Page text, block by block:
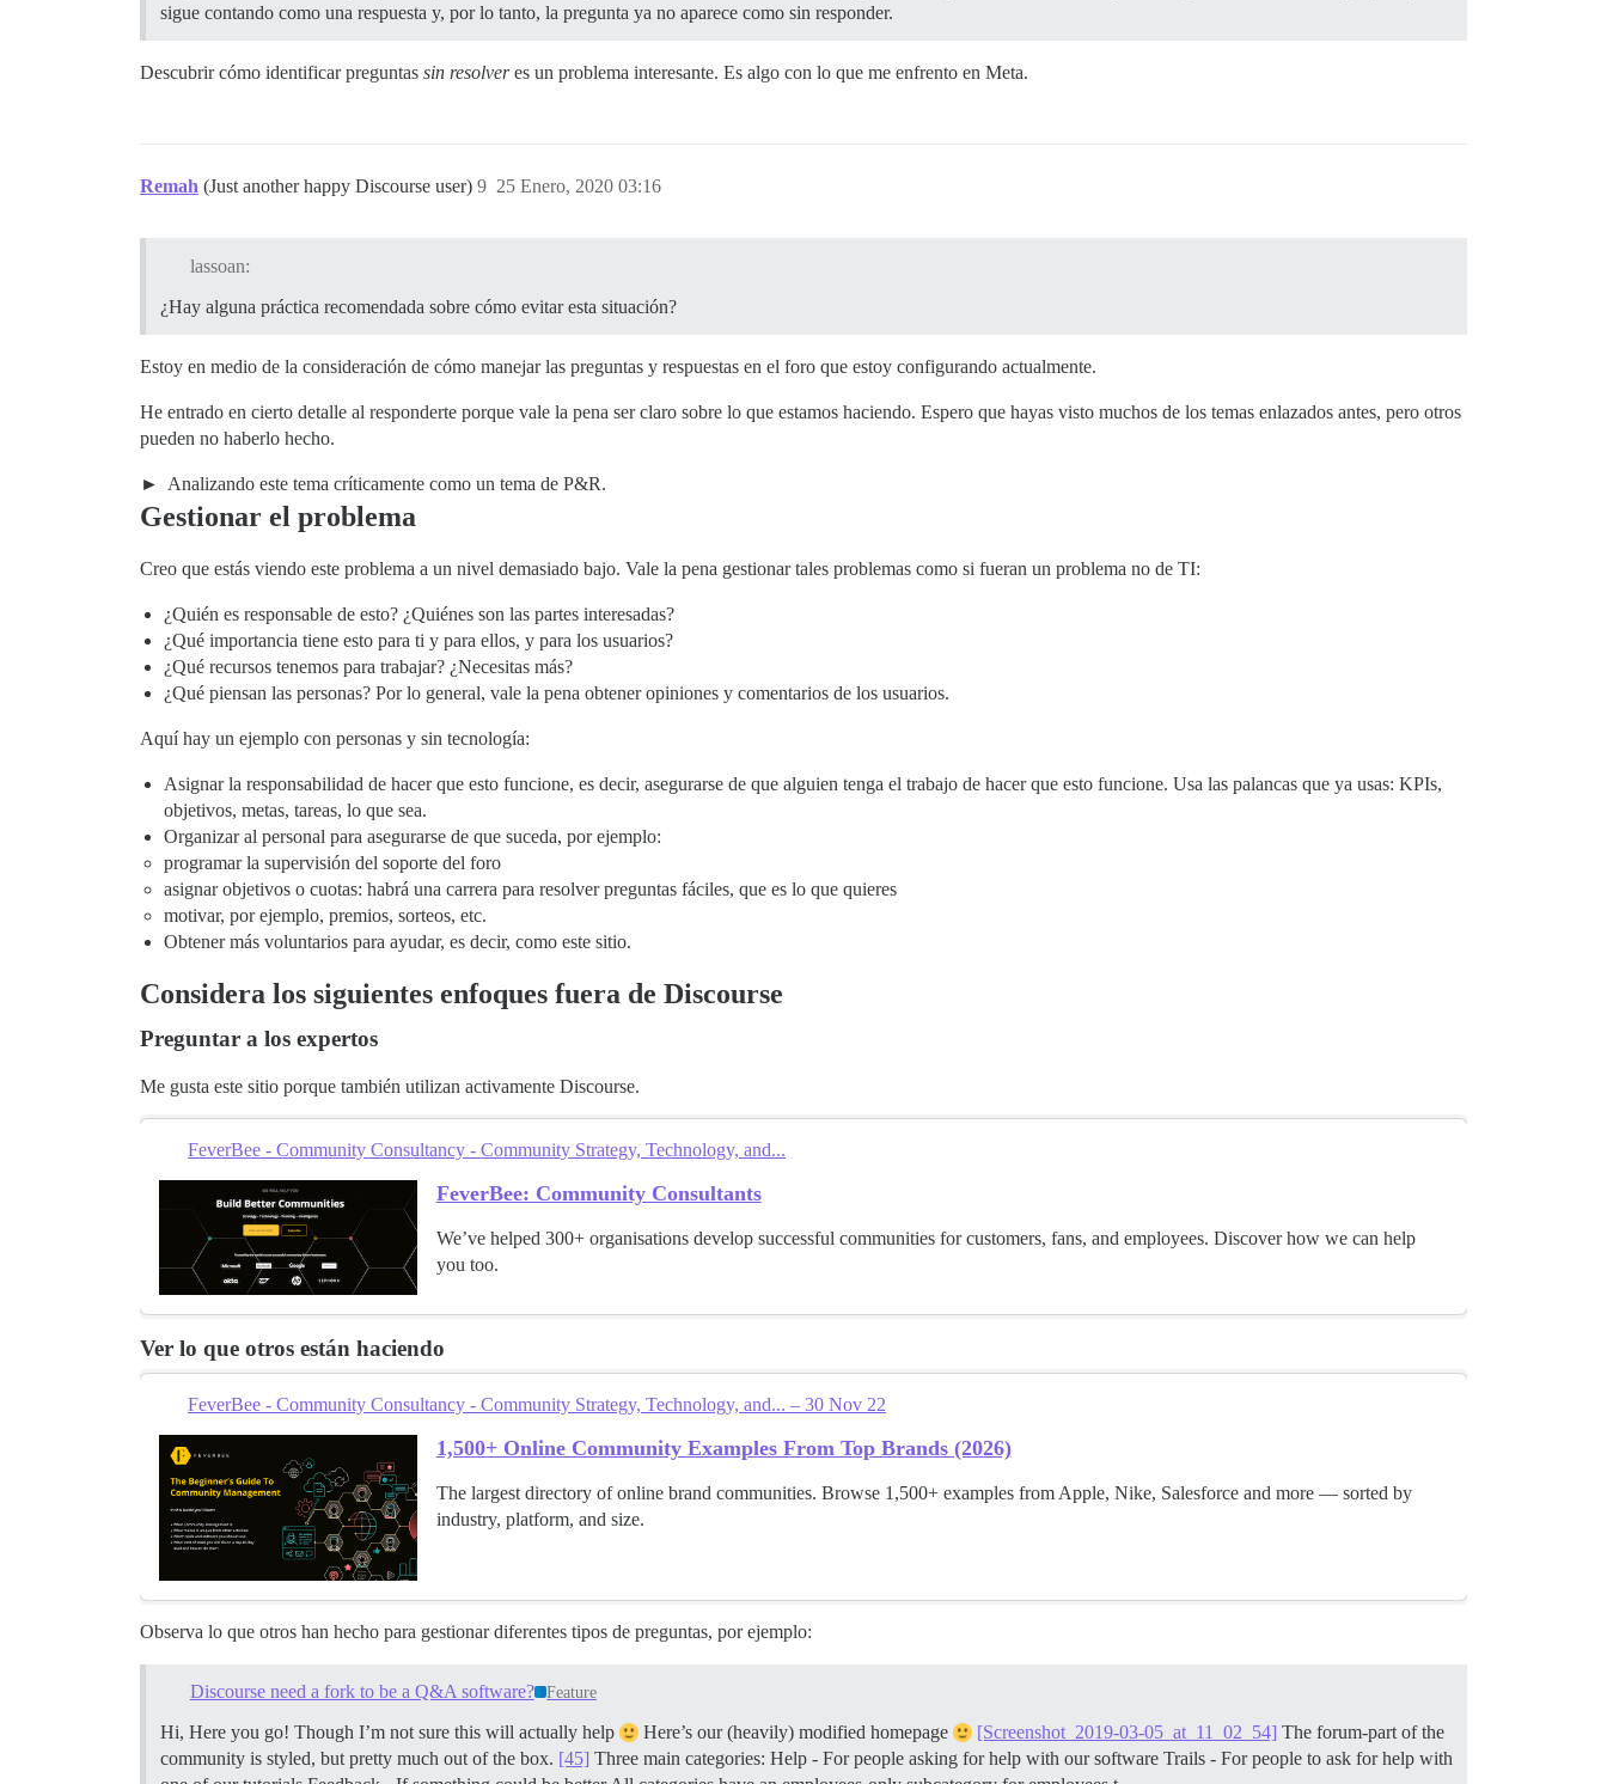
sigue contando como una respuesta y, por lo tanto, la pregunta ya no aparece como sin responder.
Descubrir cómo identificar preguntas sin resolveres un problema interesante. Es algo con lo que me enfrento en Meta.
Remah (Just another happy Discourse user) 25 Enero, 2020 03:16
9
lassoan:
¿Hay alguna práctica recomendada sobre cómo evitar esta situación?
Estoy en medio de la consideración de cómo manejar las preguntas y respuestas en el foro que estoy configurando actualmente.
He entrado en cierto detalle al responderte porque vale la pena ser claro sobre lo que estamos haciendo. Espero que hayas visto muchos de los temas enlazados antes, pero otros
pueden no haberlo hecho.
Analizando este tema críticamente como un tema de P&R.
Gestionar el problema
Creo que estás viendo este problema a un nivel demasiado bajo. Vale la pena gestionar tales problemas como si fueran un problema no de TI:
¿Quién es responsable de esto? ¿Quiénes son las partes interesadas?
¿Qué importancia tiene esto para ti y para ellos, y para los usuarios?
¿Qué recursos tenemos para trabajar? ¿Necesitas más?
¿Qué piensan las personas? Por lo general, vale la pena obtener opiniones y comentarios de los usuarios.
Aquí hay un ejemplo con personas y sin tecnología:
Asignar la responsabilidad de hacer que esto funcione, es decir, asegurarse de que alguien tenga el trabajo de hacer que esto funcione. Usa las palancas que ya usas: KPIs,
objetivos, metas, tareas, lo que sea.
Organizar al personal para asegurarse de que suceda, por ejemplo:
programar la supervisión del soporte del foro
asignar objetivos o cuotas: habrá una carrera para resolver preguntas fáciles, que es lo que quieres
motivar, por ejemplo, premios, sorteos, etc.
Obtener más voluntarios para ayudar, es decir, como este sitio.
Considera los siguientes enfoques fuera de Discourse
Preguntar a los expertos
Me gusta este sitio porque también utilizan activamente Discourse.
FeverBee - Community Consultancy - Community Strategy, Technology, and...
FeverBee: Community Consultants
We’ve helped 300+ organisations develop successful communities for customers, fans, and employees. Discover how we can help
you too.
Ver lo que otros están haciendo
FeverBee - Community Consultancy - Community Strategy, Technology, and... – 30 Nov 22
1,500+ Online Community Examples From Top Brands (2026)
The largest directory of online brand communities. Browse 1,500+ examples from Apple, Nike, Salesforce and more — sorted by
industry, platform, and size.
Observa lo que otros han hecho para gestionar diferentes tipos de preguntas, por ejemplo:
Discourse need a fork to be a Q&A software? Feature
Hi, Here you go! Though I’m not sure this will actually help Here’s our (heavily) modified homepage [Screenshot_2019-03-05_at_11_02_54] The forum-part of the
community is styled, but pretty much out of the box. [45] Three main categories: Help - For people asking for help with our software Trails - For people to ask for help with